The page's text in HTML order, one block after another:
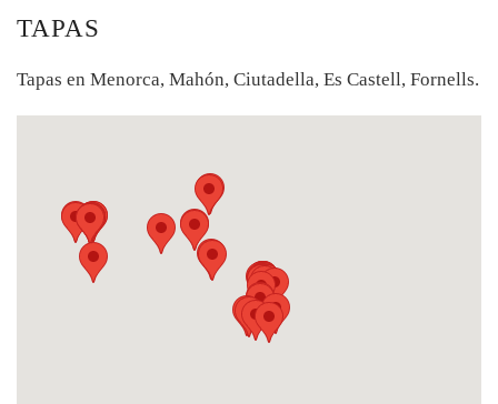
TAPAS
Tapas en Menorca, Mahón, Ciutadella, Es Castell, Fornells.